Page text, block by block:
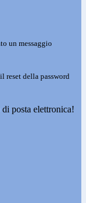
un messaggio
reset della password
posta elettronica!